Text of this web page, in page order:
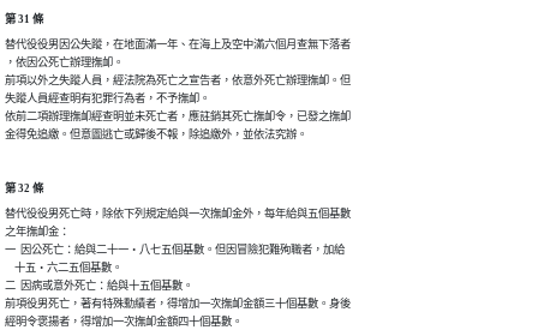
第 31 條
替代役役男因公失蹤，在地面滿一年、在海上及空中滿六個月查無下落者
，依因公死亡辦理撫卹。
前項以外之失蹤人員，經法院為死亡之宣告者，依意外死亡辦理撫卹。但
失蹤人員經查明有犯罪行為者，不予撫卹。
依前二項辦理撫卹經查明並未死亡者，應註銷其死亡撫卹令，已發之撫卹
金得免追繳。但意圖逃亡或歸後不報，除追繳外，並依法究辦。
第 32 條
替代役役男死亡時，除依下列規定給與一次撫卹金外，每年給與五個基數
之年撫卹金：
一  因公死亡：給與二十一‧八七五個基數。但因冒險犯難殉職者，加給
    十五‧六二五個基數。
二  因病或意外死亡：給與十五個基數。
前項役男死亡，著有特殊勳績者，得增加一次撫卹金額三十個基數。身後
經明令褒揚者，得增加一次撫卹金額四十個基數。